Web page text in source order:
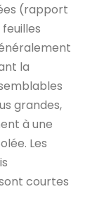
(rapport
feuilles
la
grandes,
à une
Les
courtes